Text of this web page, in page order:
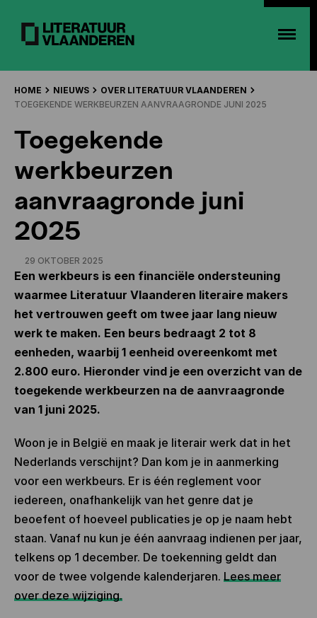
HOME NIEUWS
OVER LITERATUUR VLAANDEREN
TOEGEKENDE WERKBEURZEN AANVRAAGRONDE JUNI 2025
Toegekende
werkbeurzen
aanvraagronde juni
2025
29 OKTOBER 2025
Een werkbeurs is een financiële ondersteuning
waarmee Literatuur Vlaanderen literaire makers
het vertrouwen geeft om twee jaar lang nieuw
werk te maken. Een beurs bedraagt 2 tot 8
eenheden, waarbij 1 eenheid overeenkomt met
2.800 euro. Hieronder vind je een overzicht van de
toegekende werkbeurzen na de aanvraagronde
van 1 juni 2025.
Woon je in België en maak je literair werk dat in het
Nederlands verschijnt? Dan kom je in aanmerking
voor een werkbeurs. Er is één reglement voor
iedereen, onafhankelijk van het genre dat je
beoefent of hoeveel publicaties je op je naam hebt
staan. Vanaf nu kun je één aanvraag indienen per jaar,
telkens op 1 december. De toekenning geldt dan
voor de twee volgende kalenderjaren. Lees meer
over deze wijziging.